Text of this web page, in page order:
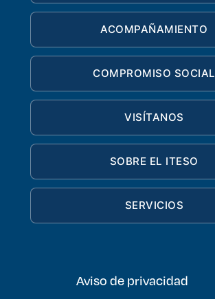
ACOMPAÑAMIENTO
COMPROMISO SOCIAL
VISÍTANOS
SOBRE EL ITESO
SERVICIOS
Aviso de privacidad